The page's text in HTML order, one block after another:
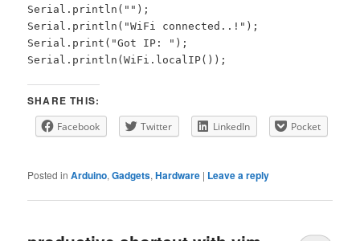
Serial.println("");
Serial.println("WiFi connected..!");
Serial.print("Got IP: ");
Serial.println(WiFi.localIP());
SHARE THIS:
Facebook Twitter LinkedIn Pocket
Posted in Arduino,Gadgets,Hardware | Leave a reply